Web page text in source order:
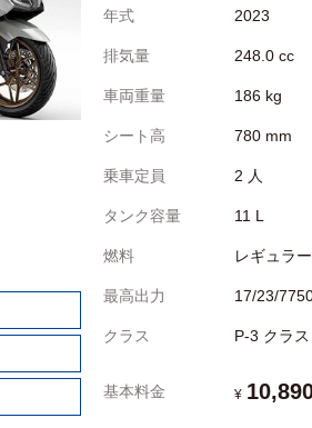
年式 2023
排気量 248.0 cc
車両重量 186 kg
シート高 780 mm
乗車定員 2 人
タンク容量 11 L
燃料 レギュラー
最高出力 17/23/
クラス P-3 クラス
基本料金 ¥